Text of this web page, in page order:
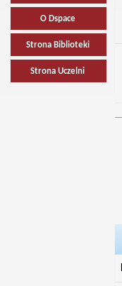
O Dspace
Strona Biblioteki
Strona Uczelni